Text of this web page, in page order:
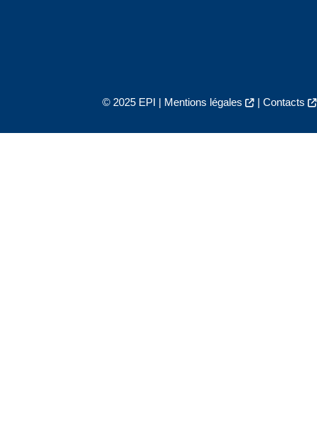
© 2025 EPI | Mentions légales | Contacts